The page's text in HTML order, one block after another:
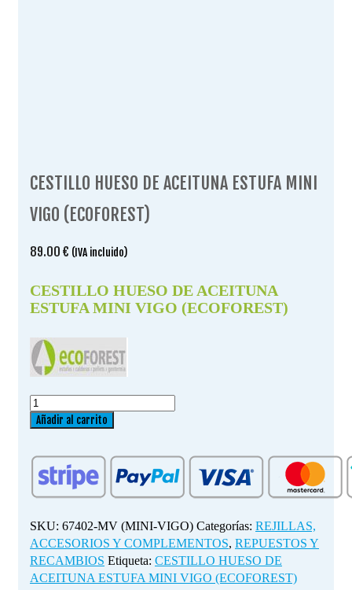
CESTILLO HUESO DE ACEITUNA ESTUFA MINI
VIGO (ECOFOREST)
89.00 € (IVA incluido)
CESTILLO HUESO DE ACEITUNA
ESTUFA MINI VIGO (ECOFOREST)
CESTILLO
HUESO
ACEITUNA
ESTUFA
MINI
(ECOFOREST)
cantidad
Añadir al carrito
SKU: 67402-MV (MINI-VIGO) Categorías: REJILLAS,
ACCESORIOS Y COMPLEMENTOS, REPUESTOS Y
RECAMBIOS Etiqueta: CESTILLO HUESO DE
ACEITUNA ESTUFA MINI VIGO (ECOFOREST)